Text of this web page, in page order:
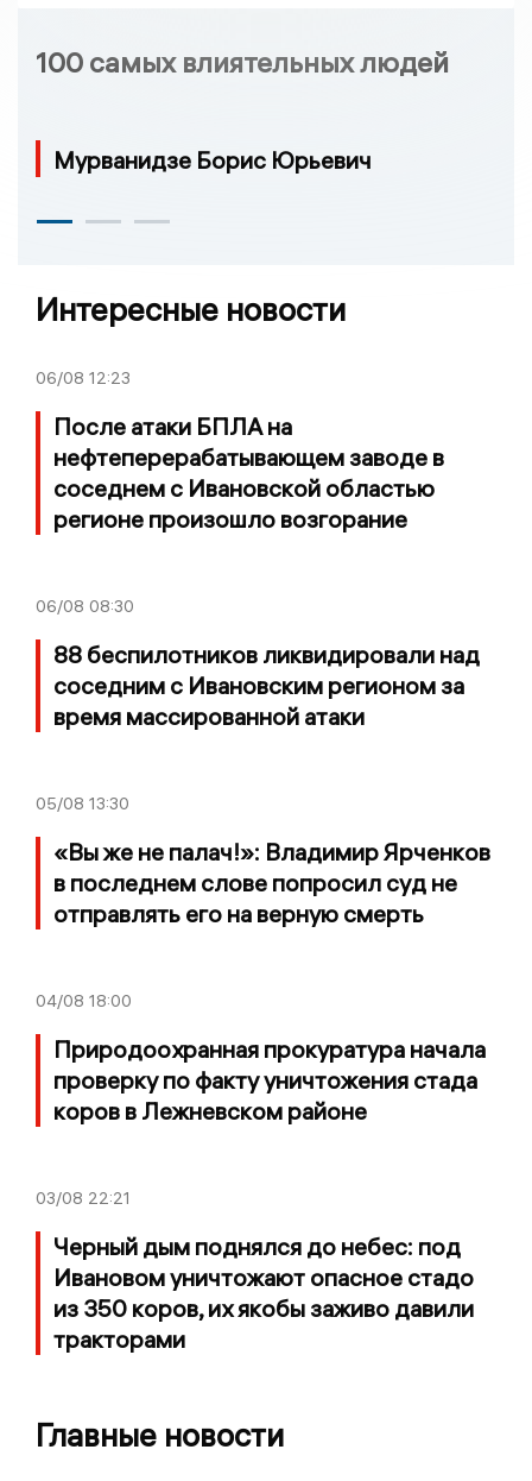
100 самых влиятельных людей
Мурванидзе Борис Юрьевич
Интересные новости
06/08 12:23
После атаки БПЛА на
нефтеперерабатывающем заводе в
соседнем с Ивановской областью
регионе произошло возгорание
06/08 08:30
88 беспилотников ликвидировали над
соседним с Ивановским регионом за
время массированной атаки
05/08 13:30
«Вы же не палач!»: Владимир Ярченков
в последнем слове попросил суд не
отправлять его на верную смерть
04/08 18:00
Природоохранная прокуратура начала
проверку по факту уничтожения стада
коров в Лежневском районе
03/08 22:21
Черный дым поднялся до небес: под
Ивановом уничтожают опасное стадо
из 350 коров, их якобы заживо давили
тракторами
Главные новости